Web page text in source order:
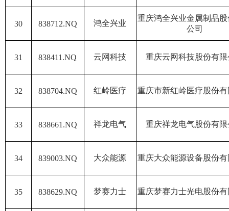
30 838712.NQ 鸿全兴业
重庆鸿全兴业金属制品
公司
31 838411.NQ 云网科技 重庆云网科技股份有
32 838704.NQ 红岭医疗 重庆市新红岭医疗股份
33 838661.NQ 祥龙电气 重庆祥龙电气股份有
34 839003.NQ 大众能源 重庆大众能源设备股份
35 838629.NQ 梦赛力士 重庆梦赛力士光电股份